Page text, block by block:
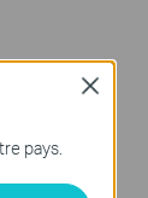
pays.
Close